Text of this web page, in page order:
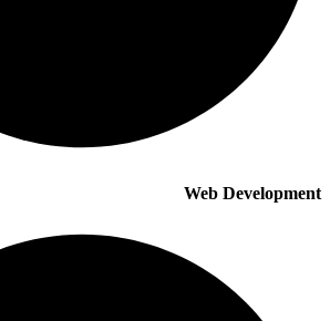
Web Development